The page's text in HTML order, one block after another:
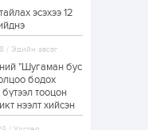
буй
долоо
бүр Засгийн
1 өдөр 0
ын дарга
төрийг
Сутай
эсэхээ 12
/ Эдийн засаг
"Шугаман бус
бодох
тооцон
нээлт хийсэн